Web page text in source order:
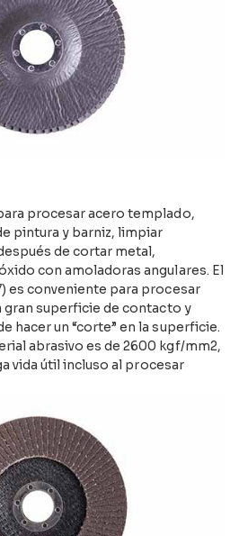
procesar acero templado,
pintura y barniz, limpiar
de cortar metal,
con amoladoras angulares. El
es conveniente para procesar
gran superficie de contacto y
hacer un “corte” en la superficie.
abrasivo es de 2600 kgf/mm2,
vida útil incluso al procesar